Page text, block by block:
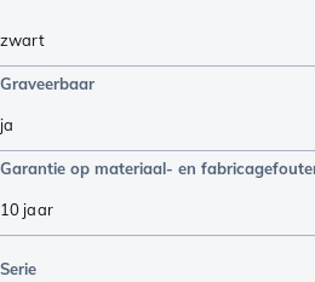
zwart
Graveerbaar
ja
Garantie op materiaal- en
10 jaar
Serie